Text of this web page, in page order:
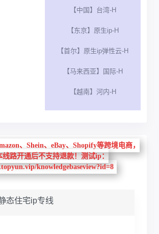
【中国】台湾-H
【东京】原生ip-H
【首尔】原生ip弹性云-H
【马来西亚】国际-H
【越南】河内-H
、Shein、eBay、Shopify等跨境电商，
线路开通后不支持退款！测试ip：
knowledgebaseview?id=8
态住宅ip专线